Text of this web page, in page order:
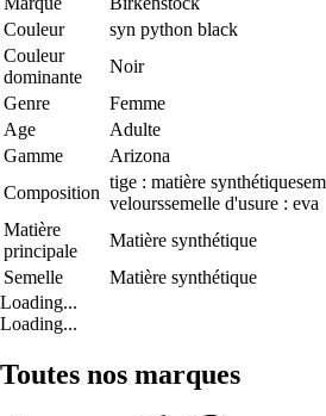
Couleur
syn python black
Couleur
dominante
Noir
Genre
Femme
Age
Adulte
Gamme
Arizona
Composition
tige : matière
velourssemelle d'usure : eva
Matière
principale
Matière synthétique
Semelle
Matière synthétique
Loading...
Loading...
Toutes nos marques